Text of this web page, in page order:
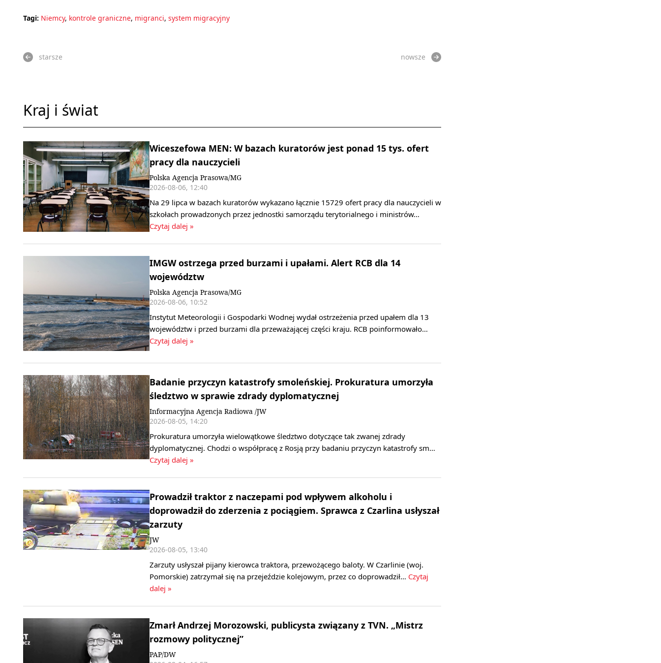
Tagi: Niemcy, kontrole graniczne, migranci, system migracyjny
starsze nowsze
Kraj i świat
Wiceszefowa MEN: W bazach kuratorów jest ponad 15 tys. ofert
pracy dla nauczycieli
Polska Agencja Prasowa/MG
2026-08-06, 12:40
Na 29 lipca w bazach kuratorów wykazano łącznie 15729 ofert pracy dla nauczycieli w
szkołach prowadzonych przez jednostki samorządu terytorialnego i ministrów…
Czytaj dalej »
IMGW ostrzega przed burzami i upałami. Alert RCB dla 14
województw
Polska Agencja Prasowa/MG
2026-08-06, 10:52
Instytut Meteorologii i Gospodarki Wodnej wydał ostrzeżenia przed upałem dla 13
województw i przed burzami dla przeważającej części kraju. RCB poinformowało…
Czytaj dalej »
Badanie przyczyn katastrofy smoleńskiej. Prokuratura umorzyła
śledztwo w sprawie zdrady dyplomatycznej
Informacyjna Agencja Radiowa /JW
2026-08-05, 14:20
Prokuratura umorzyła wielowątkowe śledztwo dotyczące tak zwanej zdrady
dyplomatycznej. Chodzi o współpracę z Rosją przy badaniu przyczyn katastrofy sm…
Czytaj dalej »
Prowadził traktor z naczepami pod wpływem alkoholu i
doprowadził do zderzenia z pociągiem. Sprawca z Czarlina usłyszał
zarzuty
JW
2026-08-05, 13:40
Zarzuty usłyszał pijany kierowca traktora, przewożącego baloty. W Czarlinie (woj.
Pomorskie) zatrzymał się na przejeździe kolejowym, przez co doprowadził… Czytaj
dalej »
Zmarł Andrzej Morozowski, publicysta związany z TVN. „Mistrz
rozmowy politycznej”
PAP/DW